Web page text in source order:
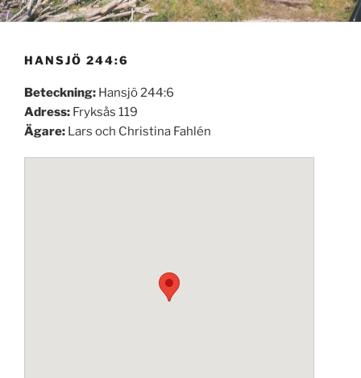
HANSJÖ 244:6
Beteckning: Hansjö 244:6
Adress: Fryksås 119
Ägare: Lars och Christina Fahlén